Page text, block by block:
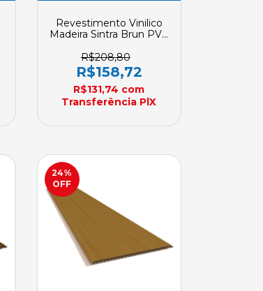
Revestimento Vinilico
Madeira Sintra Brun PVC
REVID 250mm X 10mm
Sob Encomenda
R$208,80
R$158,72
R$131,74 com
Transferência PlX
24%
OFF